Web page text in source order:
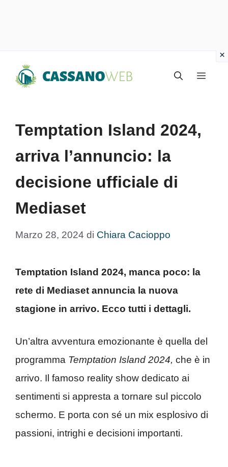
Menu
Temptation Island 2024,
arriva l’annuncio: la
decisione ufficiale di
Mediaset
Marzo 28, 2024 di Chiara Cacioppo
Temptation Island 2024, manca poco: la
rete di Mediaset annuncia la nuova
stagione in arrivo. Ecco tutti i dettagli.
Un’altra avventura emozionante è quella del
programma Temptation Island 2024, che è in
arrivo. Il famoso reality show dedicato ai
sentimenti si appresta a tornare sul piccolo
schermo. E porta con sé un mix esplosivo di
passioni, intrighi e decisioni importanti.